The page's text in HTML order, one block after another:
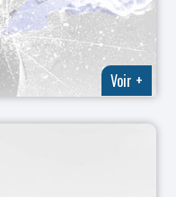
Voir +